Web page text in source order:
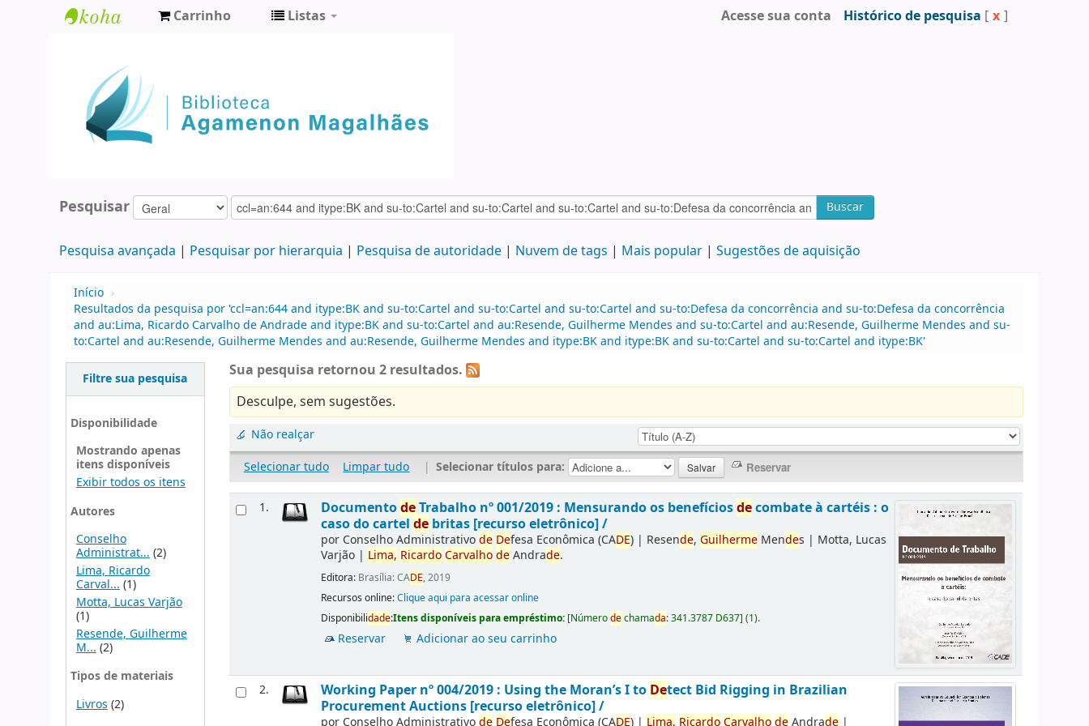
Agamenon
Magalhães
Carrinho Listas Acesse sua conta Histórico de pesquisa [ x ]
Pesquisar Buscar
Pesquisa avançada Pesquisar por hierarquia Pesquisa de autoridade Nuvem de tags Mais popular Sugestões de aquisição
Início ›
Resultados da pesquisa por 'ccl=an:644 and itype:BK and su-to:Cartel and su-to:Cartel and su-to:Cartel and su-to:Defesa da concorrência and su-to:Defesa da concorrência
and au:Lima, Ricardo Carvalho de Andrade and itype:BK and su-to:Cartel and au:Resende, Guilherme Mendes and su-to:Cartel and au:Resende, Guilherme Mendes and su-
to:Cartel and au:Resende, Guilherme Mendes and au:Resende, Guilherme Mendes and itype:BK and itype:BK and su-to:Cartel and su-to:Cartel and itype:BK'
Filtre sua pesquisa
Disponibilidade
Mostrando apenas
itens disponíveis
Exibir todos os itens
Autores
Conselho
Administrat...(2)
Lima, Ricardo
Carval... (1)
Motta, Lucas Varjão
(1)
Resende, Guilherme
M... (2)
Tipos de materiais
Livros (2)
Sua pesquisa retornou 2 resultados.
Desculpe, sem sugestões.
Não realçar
Selecionar tudo
Limpar tudo | Selecionar títulos para:
1. DocumentodeTrabalho nº 001/2019 : Mensurando os benefíciosdecombate à cartéis : o
caso do cartelde britas [recurso eletrônico] /
por Conselho Administrativode Defesa Econômica (CADE) | Resende,Guilherme Mendes | Motta, Lucas
Varjão | Lima, RicardoCarvalhodeAndrade.
Editora: Brasília: CADE, 2019
Recursos online:Clique aqui para acessar online
Disponibilidade:Itens disponíveis para empréstimo: [Númerodechamada:341.3787 D637](1).
Reservar Adicionar ao seu carrinho
2. Working Paper nº 004/2019 : Using the Moran’s I to Detect Bid Rigging in Brazilian
Procurement Auctions [recurso eletrônico] /